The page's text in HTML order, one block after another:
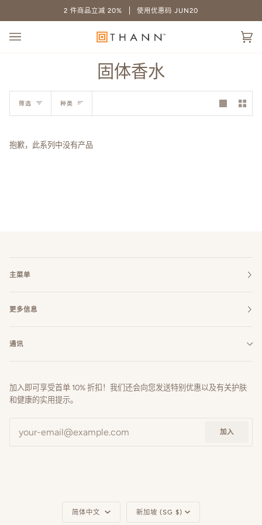
2 件商品立减 20% 使用优惠码 JUN20
大
车
固体香水
筛选
种
种类
抱歉，此系列中没有产品
主菜单
更多信息
通讯
加入即可享受首单 10% 折扣！我们还会向您发送特别优惠以及有关护肤
和健康的实用提示。
加入
语
简体中文
货
新加坡 (SG $)